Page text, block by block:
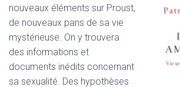
nouveaux éléments sur Proust,
de nouveaux pans de sa vie
mystérieuse. On y trouvera
des informations et
documents inédits concernant
sa sexualité. Des hypothèses